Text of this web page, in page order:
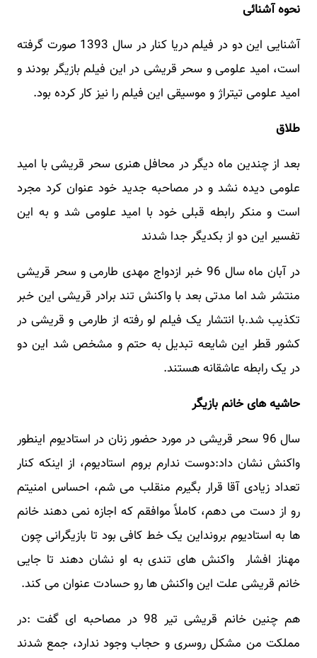
نحوه آشنائی
آشنایی این دو در فیلم دریا کنار در سال 1393 صورت گرفته
است، امید علومی و سحر قریشی در این فیلم بازیگر بودند و
امید علومی تیتراژ و موسیقی این فیلم را نیز کار کرده بود.
طلاق
بعد از چندین ماه دیگر در محافل هنری سحر قریشی با امید
علومی دیده نشد و در مصاحبه جدید خود عنوان کرد مجرد
است و منکر رابطه قبلی خود با امید علومی شد و به این
تفسیر این دو از بکدیگر جدا شدند
در آبان ماه سال 96 خبر ازدواج مهدی طارمی و سحر قریشی
منتشر شد اما مدتی بعد با واکنش تند برادر قریشی این خبر
تکذیب شد.با انتشار یک فیلم لو رفته از طارمی و قریشی در
کشور قطر این شایعه تبدیل به حتم و مشخص شد این دو
در یک رابطه عاشقانه هستند.
حاشیه های خانم بازیگر
سال 96 سحر قریشی در مورد حضور زنان در استادیوم اینطور
واکنش نشان داد:دوست ندارم بروم استادیوم، از اینکه کنار
تعداد زیادی آقا قرار بگیرم منقلب می‌ شم، احساس امنیتم
رو از دست می دهم، کاملاً موافقم که اجازه نمی دهند خانم
ها به استادیوم برونداین یک خط کافی بود تا بازیگرانی چون
مهناز افشار واکنش های تندی به او نشان دهند تا جایی
خانم قریشی علت این واکنش ها رو حسادت عنوان می کند.
هم چنین خانم قریشی تیر 98 در مصاحبه ای گفت :در
مملکت من مشکل روسری و حجاب وجود ندارد، جمع شدند